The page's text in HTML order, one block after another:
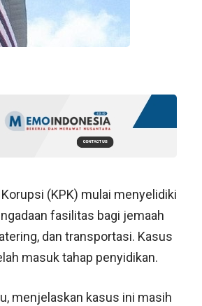
(KPK) mulai menyelidiki
fasilitas bagi jemaah
dan transportasi. Kasus
masuk tahap penyidikan.
menjelaskan kasus ini masih